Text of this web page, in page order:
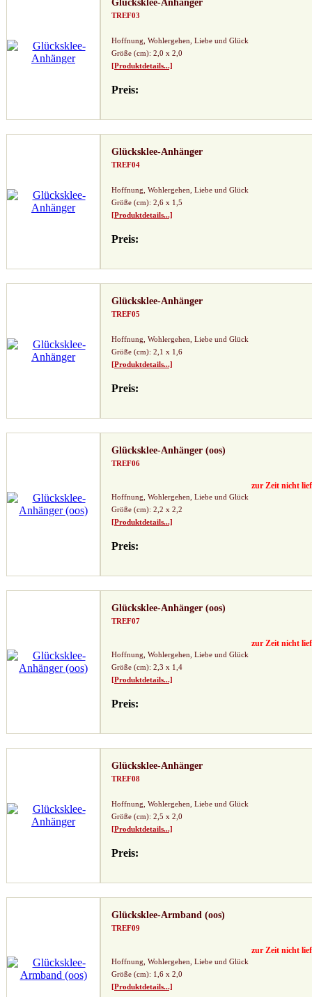
Glücksklee-Anhänger
TREF03
Hoffnung, Wohlergehen, Liebe und Glück
Größe (cm): 2,0 x 2,0
[Produktdetails...]
Preis:
Glücksklee-Anhänger
TREF04
Hoffnung, Wohlergehen, Liebe und Glück
Größe (cm): 2,6 x 1,5
[Produktdetails...]
Preis:
Glücksklee-Anhänger
TREF05
Hoffnung, Wohlergehen, Liebe und Glück
Größe (cm): 2,1 x 1,6
[Produktdetails...]
Preis:
Glücksklee-Anhänger (oos)
TREF06
zur Zeit nicht
Hoffnung, Wohlergehen, Liebe und Glück
Größe (cm): 2,2 x 2,2
[Produktdetails...]
Preis:
Glücksklee-Anhänger (oos)
TREF07
zur Zeit nicht
Hoffnung, Wohlergehen, Liebe und Glück
Größe (cm): 2,3 x 1,4
[Produktdetails...]
Preis:
Glücksklee-Anhänger
TREF08
Hoffnung, Wohlergehen, Liebe und Glück
Größe (cm): 2,5 x 2,0
[Produktdetails...]
Preis:
Glücksklee-Armband (oos)
TREF09
zur Zeit nicht
Hoffnung, Wohlergehen, Liebe und Glück
Größe (cm): 1,6 x 2,0
[Produktdetails...]